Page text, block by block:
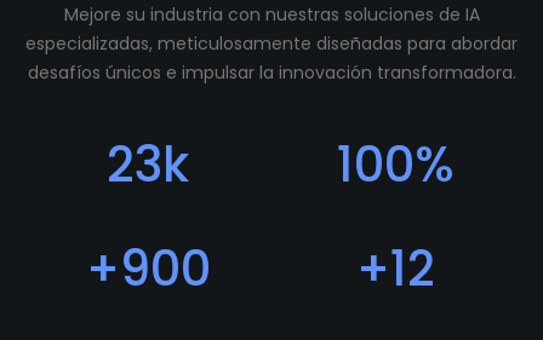
Mejore su industria con nuestras soluciones de IA
especializadas, meticulosamente diseñadas para abordar
desafíos únicos e impulsar la innovación transformadora.
23k 100%
+900 +12